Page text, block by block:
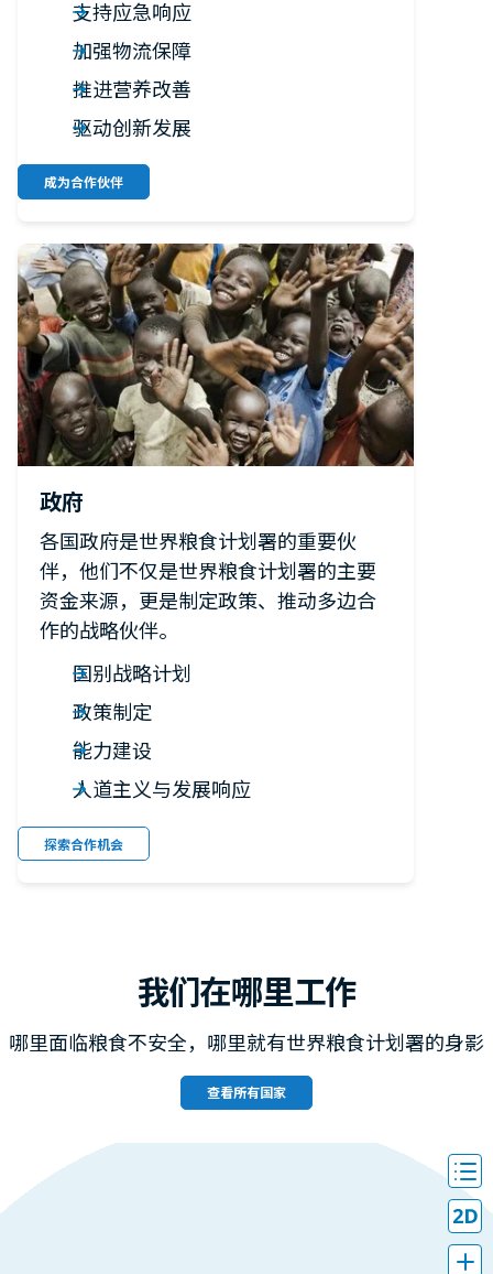
支持应急响应
加强物流保障
推进营养改善
驱动创新发展
成为合作伙伴
政府
各国政府是世界粮食计划署的重要伙
伴，他们不仅是世界粮食计划署的主要
资金来源，更是制定政策、推动多边合
作的战略伙伴。
国别战略计划
政策制定
能力建设
人道主义与发展响应
探索合作机会
我们在哪里工作
哪里面临粮食不安全，哪里就有世界粮食计划署的身影
查看所有国家